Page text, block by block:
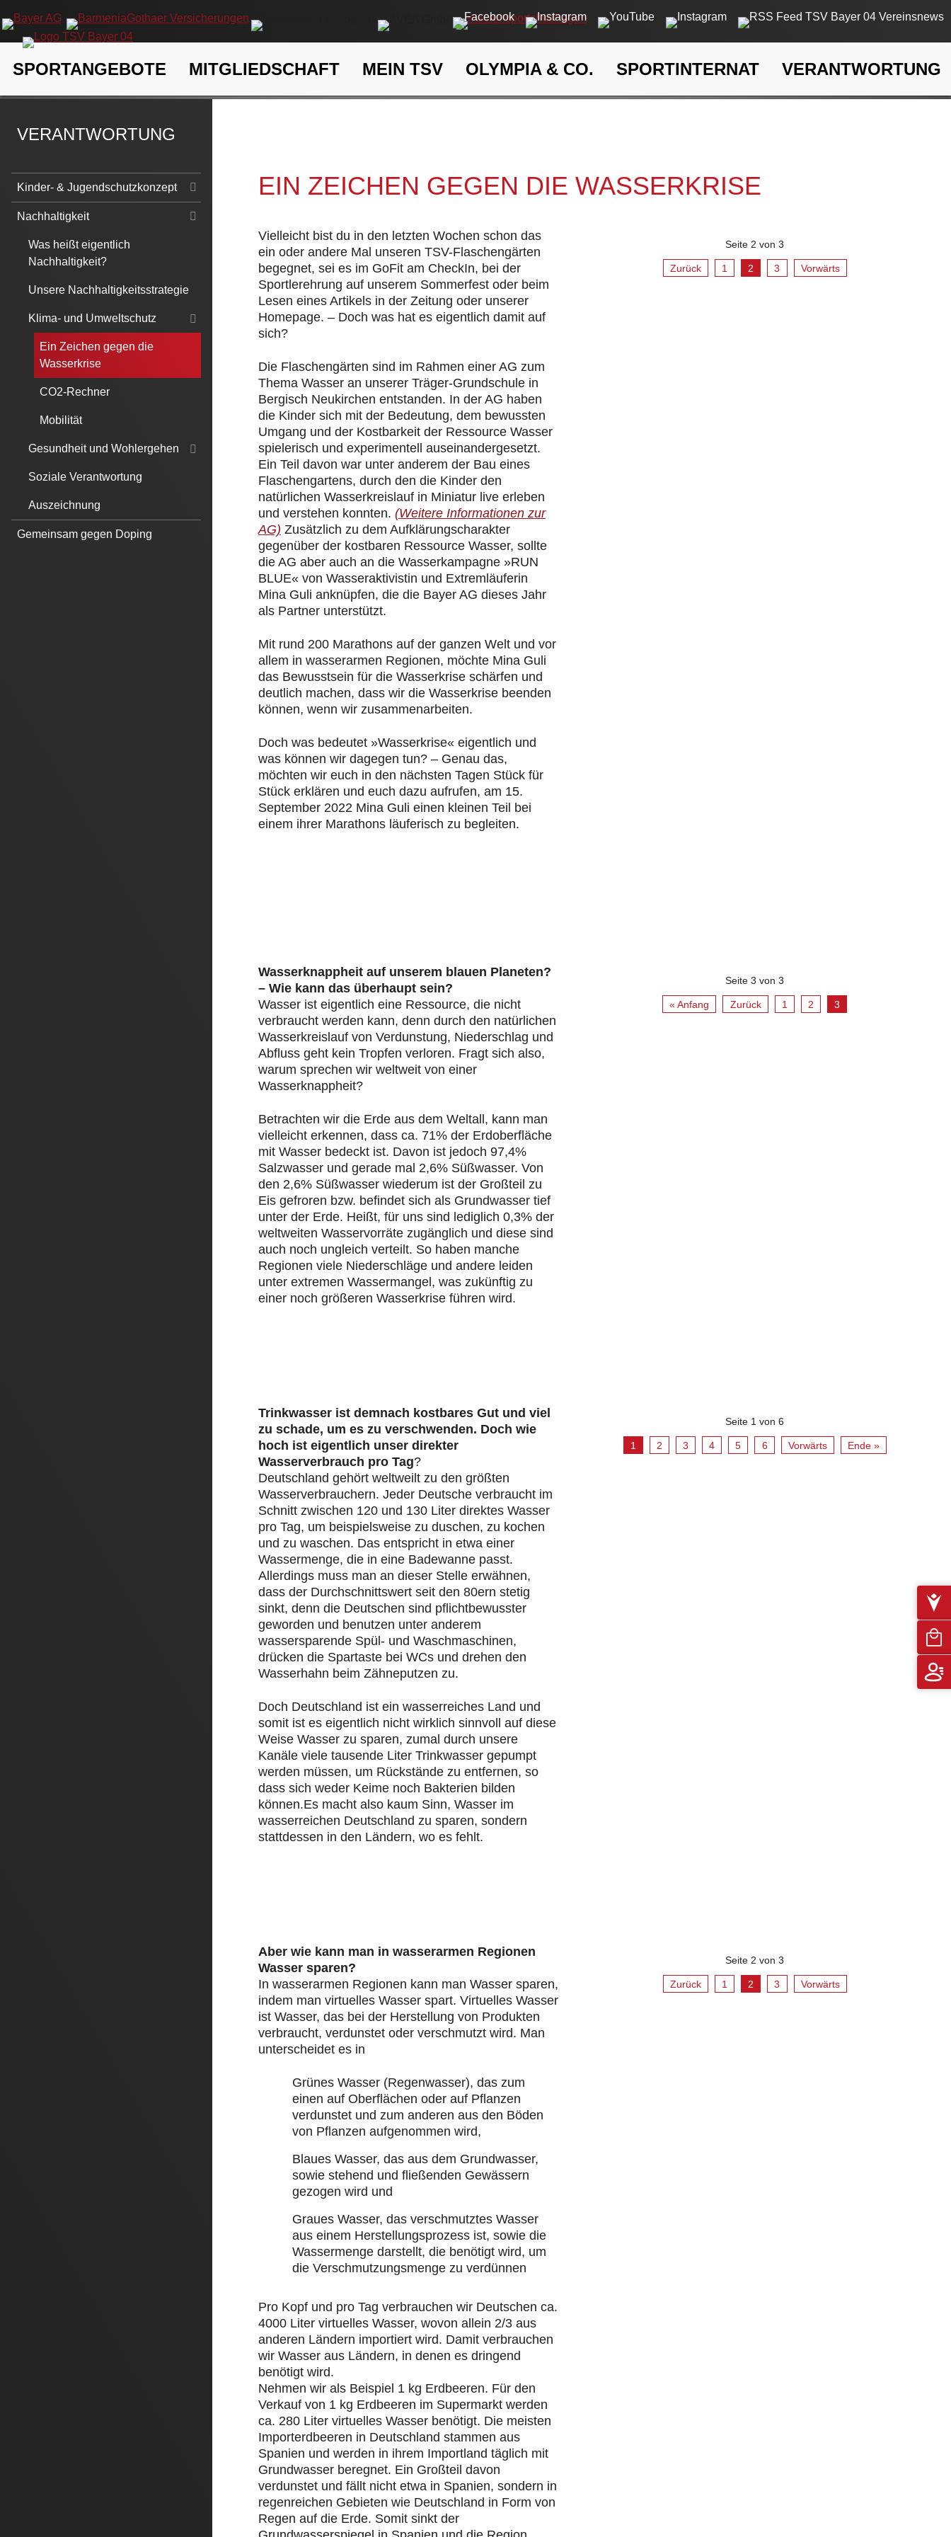
Navigation
überspringen
SPORTANGEBOTE MITGLIEDSCHAFT MEIN TSV OLYMPIA & CO. SPORTINTERNAT VERANTWORTUNG
EIN ZEICHEN GEGEN DIE WASSERKRISE
Vielleicht bist du in den letzten Wochen schon das
ein oder andere Mal unseren TSV-Flaschengärten
begegnet, sei es im GoFit am CheckIn, bei der
Sportlerehrung auf unserem Sommerfest oder beim
Lesen eines Artikels in der Zeitung oder unserer
Homepage. – Doch was hat es eigentlich damit auf
sich?
Die Flaschengärten sind im Rahmen einer AG zum
Thema Wasser an unserer Träger-Grundschule in
Bergisch Neukirchen entstanden. In der AG haben
die Kinder sich mit der Bedeutung, dem bewussten
Umgang und der Kostbarkeit der Ressource Wasser
spielerisch und experimentell auseinandergesetzt.
Ein Teil davon war unter anderem der Bau eines
Flaschengartens, durch den die Kinder den
natürlichen Wasserkreislauf in Miniatur live erleben
und verstehen konnten. (Weitere Informationen zur
AG) Zusätzlich zu dem Aufklärungscharakter
gegenüber der kostbaren Ressource Wasser, sollte
die AG aber auch an die Wasserkampagne »RUN
BLUE« von Wasseraktivistin und Extremläuferin
Mina Guli anknüpfen, die die Bayer AG dieses Jahr
als Partner unterstützt.
Mit rund 200 Marathons auf der ganzen Welt und vor
allem in wasserarmen Regionen, möchte Mina Guli
das Bewusstsein für die Wasserkrise schärfen und
deutlich machen, dass wir die Wasserkrise beenden
können, wenn wir zusammenarbeiten.
Doch was bedeutet »Wasserkrise« eigentlich und
was können wir dagegen tun? – Genau das,
möchten wir euch in den nächsten Tagen Stück für
Stück erklären und euch dazu aufrufen, am 15.
September 2022 Mina Guli einen kleinen Teil bei
einem ihrer Marathons läuferisch zu begleiten.
Seite 2 von 3
Zurück 1 2 3 Vorwärts
Wasserknappheit auf unserem blauen Planeten?
– Wie kann das überhaupt sein?
Wasser ist eigentlich eine Ressource, die nicht
verbraucht werden kann, denn durch den natürlichen
Wasserkreislauf von Verdunstung, Niederschlag und
Abfluss geht kein Tropfen verloren. Fragt sich also,
warum sprechen wir weltweit von einer
Wasserknappheit?
Betrachten wir die Erde aus dem Weltall, kann man
vielleicht erkennen, dass ca. 71% der Erdoberfläche
mit Wasser bedeckt ist. Davon ist jedoch 97,4%
Salzwasser und gerade mal 2,6% Süßwasser. Von
den 2,6% Süßwasser wiederum ist der Großteil zu
Eis gefroren bzw. befindet sich als Grundwasser tief
unter der Erde. Heißt, für uns sind lediglich 0,3% der
weltweiten Wasservorräte zugänglich und diese sind
auch noch ungleich verteilt. So haben manche
Regionen viele Niederschläge und andere leiden
unter extremen Wassermangel, was zukünftig zu
einer noch größeren Wasserkrise führen wird.
Seite 3 von 3
« Anfang Zurück 1 2 3
Trinkwasser ist demnach kostbares Gut und viel
zu schade, um es zu verschwenden. Doch wie
hoch ist eigentlich unser direkter
Wasserverbrauch pro Tag?
Deutschland gehört weltweilt zu den größten
Wasserverbrauchern. Jeder Deutsche verbraucht im
Schnitt zwischen 120 und 130 Liter direktes Wasser
pro Tag, um beispielsweise zu duschen, zu kochen
und zu waschen. Das entspricht in etwa einer
Wassermenge, die in eine Badewanne passt.
Allerdings muss man an dieser Stelle erwähnen,
dass der Durchschnittswert seit den 80ern stetig
sinkt, denn die Deutschen sind pflichtbewusster
geworden und benutzen unter anderem
wassersparende Spül- und Waschmaschinen,
drücken die Spartaste bei WCs und drehen den
Wasserhahn beim Zähneputzen zu.
Doch Deutschland ist ein wasserreiches Land und
somit ist es eigentlich nicht wirklich sinnvoll auf diese
Weise Wasser zu sparen, zumal durch unsere
Kanäle viele tausende Liter Trinkwasser gepumpt
werden müssen, um Rückstände zu entfernen, so
dass sich weder Keime noch Bakterien bilden
können.Es macht also kaum Sinn, Wasser im
wasserreichen Deutschland zu sparen, sondern
stattdessen in den Ländern, wo es fehlt.
Seite 1 von 6
1 2 3 4 5 6 Vorwärts Ende »
Aber wie kann man in wasserarmen Regionen
Wasser sparen?
In wasserarmen Regionen kann man Wasser sparen,
indem man virtuelles Wasser spart. Virtuelles Wasser
ist Wasser, das bei der Herstellung von Produkten
verbraucht, verdunstet oder verschmutzt wird. Man
unterscheidet es in
Grünes Wasser (Regenwasser), das zum
einen auf Oberflächen oder auf Pflanzen
verdunstet und zum anderen aus den Böden
von Pflanzen aufgenommen wird,
Blaues Wasser, das aus dem Grundwasser,
sowie stehend und fließenden Gewässern
gezogen wird und
Graues Wasser, das verschmutztes Wasser
aus einem Herstellungsprozess ist, sowie die
Wassermenge darstellt, die benötigt wird, um
die Verschmutzungsmenge zu verdünnen
Pro Kopf und pro Tag verbrauchen wir Deutschen ca.
4000 Liter virtuelles Wasser, wovon allein 2/3 aus
anderen Ländern importiert wird. Damit verbrauchen
wir Wasser aus Ländern, in denen es dringend
benötigt wird.
Nehmen wir als Beispiel 1 kg Erdbeeren. Für den
Verkauf von 1 kg Erdbeeren im Supermarkt werden
ca. 280 Liter virtuelles Wasser benötigt. Die meisten
Importerdbeeren in Deutschland stammen aus
Spanien und werden in ihrem Importland täglich mit
Grundwasser beregnet. Ein Großteil davon
verdunstet und fällt nicht etwa in Spanien, sondern in
regenreichen Gebieten wie Deutschland in Form von
Regen auf die Erde. Somit sinkt der
Seite 2 von 3
Zurück 1 2 3 Vorwärts
VERANTWORTUNG
Navigation
überspringen
Kinder- & Jugendschutzkonzept
Nachhaltigkeit
Was heißt eigentlich
Nachhaltigkeit?
Unsere Nachhaltigkeitsstrategie
Klima- und Umweltschutz
Ein Zeichen gegen die
Wasserkrise
CO2-Rechner
Mobilität
Gesundheit und Wohlergehen
Soziale Verantwortung
Auszeichnung
Gemeinsam gegen Doping